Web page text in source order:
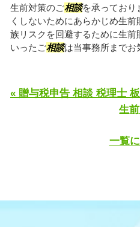
生前対策のご相談を承っており
くしないためにあらかじめ生
族リスクを回避するために生前
いったご相談は当事務所までお
« 贈与税申告 相談 税理士
生
一覧